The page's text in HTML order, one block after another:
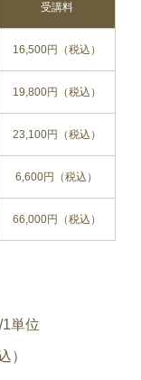
受講料
16,500円（税込）
19,800円（税込）
23,100円（税込）
6,600円（税込）
66,000円（税込）
単位
）